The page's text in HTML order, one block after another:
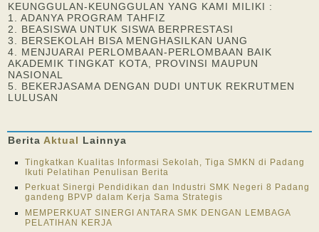
KEUNGGULAN-KEUNGGULAN YANG KAMI MILIKI :
1. ADANYA PROGRAM TAHFIZ
2. BEASISWA UNTUK SISWA BERPRESTASI
3. BERSEKOLAH BISA MENGHASILKAN UANG
4. MENJUARAI PERLOMBAAN-PERLOMBAAN BAIK
AKADEMIK TINGKAT KOTA, PROVINSI MAUPUN
NASIONAL
5. BEKERJASAMA DENGAN DUDI UNTUK REKRUTMEN
LULUSAN
Berita Aktual Lainnya
Tingkatkan Kualitas Informasi Sekolah, Tiga SMKN di Padang
Ikuti Pelatihan Penulisan Berita
Perkuat Sinergi Pendidikan dan Industri SMK Negeri 8 Padang
gandeng BPVP dalam Kerja Sama Strategis
MEMPERKUAT SINERGI ANTARA SMK DENGAN LEMBAGA
PELATIHAN KERJA